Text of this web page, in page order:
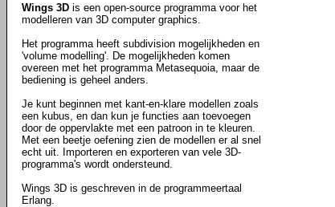
Wings 3D is een open-source programma voor het
modelleren van 3D computer graphics.
Het programma heeft subdivision mogelijkheden en
'volume modelling'. De mogelijkheden komen
overeen met het programma Metasequoia, maar de
bediening is geheel anders.
Je kunt beginnen met kant-en-klare modellen zoals
een kubus, en dan kun je functies aan toevoegen
door de oppervlakte met een patroon in te kleuren.
Met een beetje oefening zien de modellen er al snel
echt uit. Importeren en exporteren van vele 3D-
programma's wordt ondersteund.
Wings 3D is geschreven in de programmeertaal
Erlang.